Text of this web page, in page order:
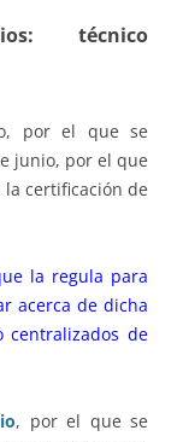
técnico
por el que se
junio, por el que
certificación de
la regula para
acerca de dicha
centralizados de
, por el que se